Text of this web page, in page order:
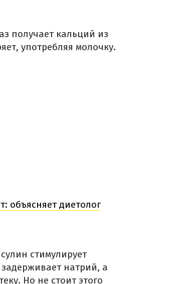
получает кальций из
употребляя молочку.
объясняет диетолог
стимулирует
натрий, а
Но не стоит этого